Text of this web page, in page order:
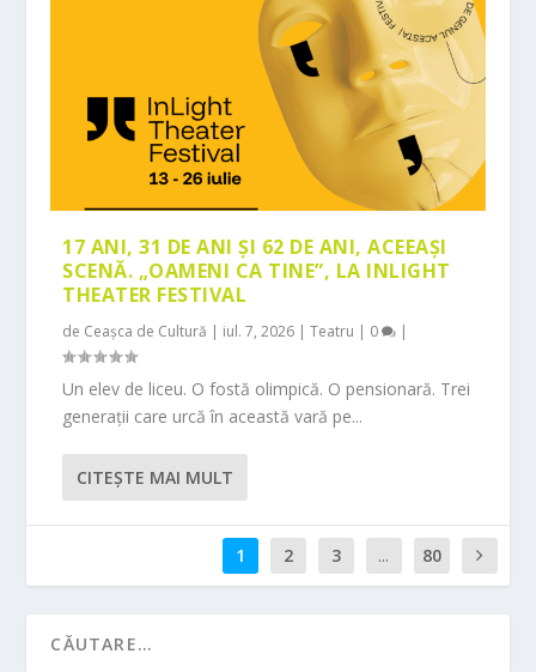
17 ANI, 31 DE ANI ȘI 62 DE ANI, ACEEAȘI
SCENĂ. „OAMENI CA TINE”, LA INLIGHT
THEATER FESTIVAL
de Ceașca de Cultură | iul. 7, 2026 |Teatru | 0 |
Un elev de liceu. O fostă olimpică. O pensionară. Trei
generații care urcă în această vară pe...
CITEŞTE MAI MULT
1 2 3 ... 80